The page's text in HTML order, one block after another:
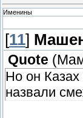
Именины
[11]
Quote (
Но он Казах
назвали